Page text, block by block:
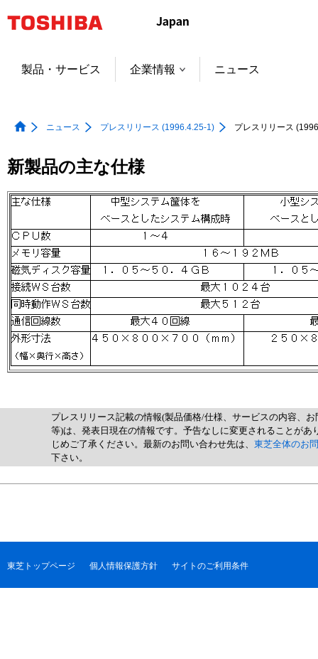
ャ
製品・サービス 企業情報 ニュース
ニュース プレスリリース (1996.4.25-1) プレスリリース
新製品の主な仕様
プレスリリース記載の情報(製品価格/仕様、サービスの内容、
等)は、発表日現在の情報です。予告なしに変更されることがあ
じめご了承ください。最新のお問い合わせ先は、 東芝全体のお
下さい。
東芝トップページ 個人情報保護方針 サイトのご利用条件